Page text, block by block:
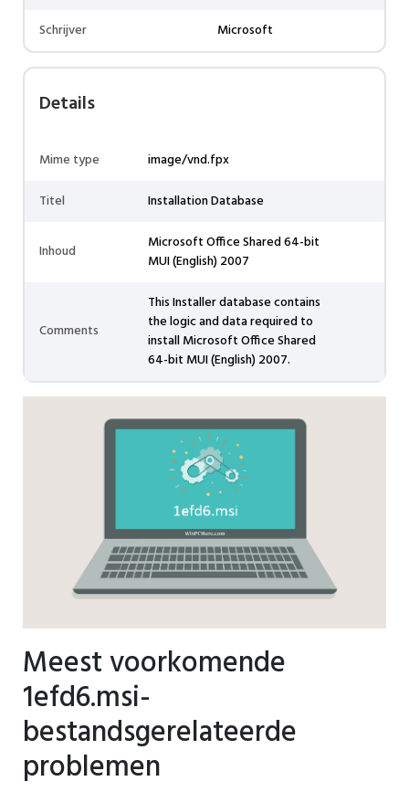
Schrijver Microsoft
Details
Mime type
image/vnd.fpx
Titel
Installation Database
Inhoud
Microsoft Office Shared 64-bit
MUI (English) 2007
Comments
This Installer database contains
the logic and data required to
install Microsoft Office Shared
64-bit MUI (English) 2007.
Meest voorkomende
1efd6.msi-
bestandsgerelateerde
problemen